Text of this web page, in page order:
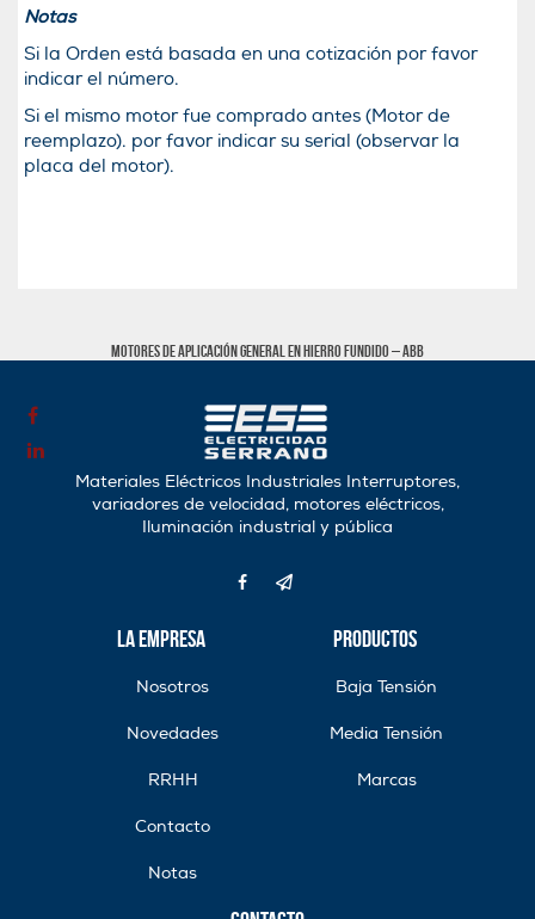
Notas
Si la Orden está basada en una cotización por favor
indicar el número.
Si el mismo motor fue comprado antes (Motor de
reemplazo). por favor indicar su serial (observar la
placa del motor).
Motores de aplicación general en hierro fundido – ABB
Materiales Eléctricos Industriales Interruptores,
variadores de velocidad, motores eléctricos,
Iluminación industrial y pública
La Empresa
Nosotros
Novedades
RRHH
Contacto
Notas
Productos
Baja Tensión
Media Tensión
Marcas